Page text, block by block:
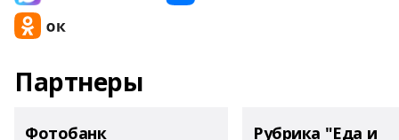
Партнеры
Фотобанк Рубрика "Еда и